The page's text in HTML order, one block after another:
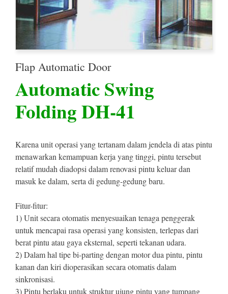
Flap Automatic Door
Automatic Swing
Folding DH-41
Karena unit operasi yang tertanam dalam jendela di atas pintu
menawarkan kemampuan kerja yang tinggi, pintu tersebut
relatif mudah diadopsi dalam renovasi pintu keluar dan
masuk ke dalam, serta di gedung-gedung baru.
Fitur-fitur:
1) Unit secara otomatis menyesuaikan tenaga penggerak
untuk mencapai rasa operasi yang konsisten, terlepas dari
berat pintu atau gaya eksternal, seperti tekanan udara.
2) Dalam hal tipe bi-parting dengan motor dua pintu, pintu
kanan dan kiri dioperasikan secara otomatis dalam
sinkronisasi.
3) Pintu berlaku untuk struktur ujung pintu yang tumpang